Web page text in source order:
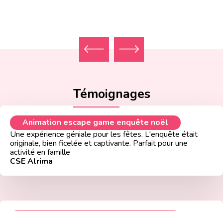
Témoignages
Animation escape game enquête noël
Une expérience géniale pour les fêtes. L'enquête était
originale, bien ficelée et captivante. Parfait pour une
activité en famille
CSE Alrima